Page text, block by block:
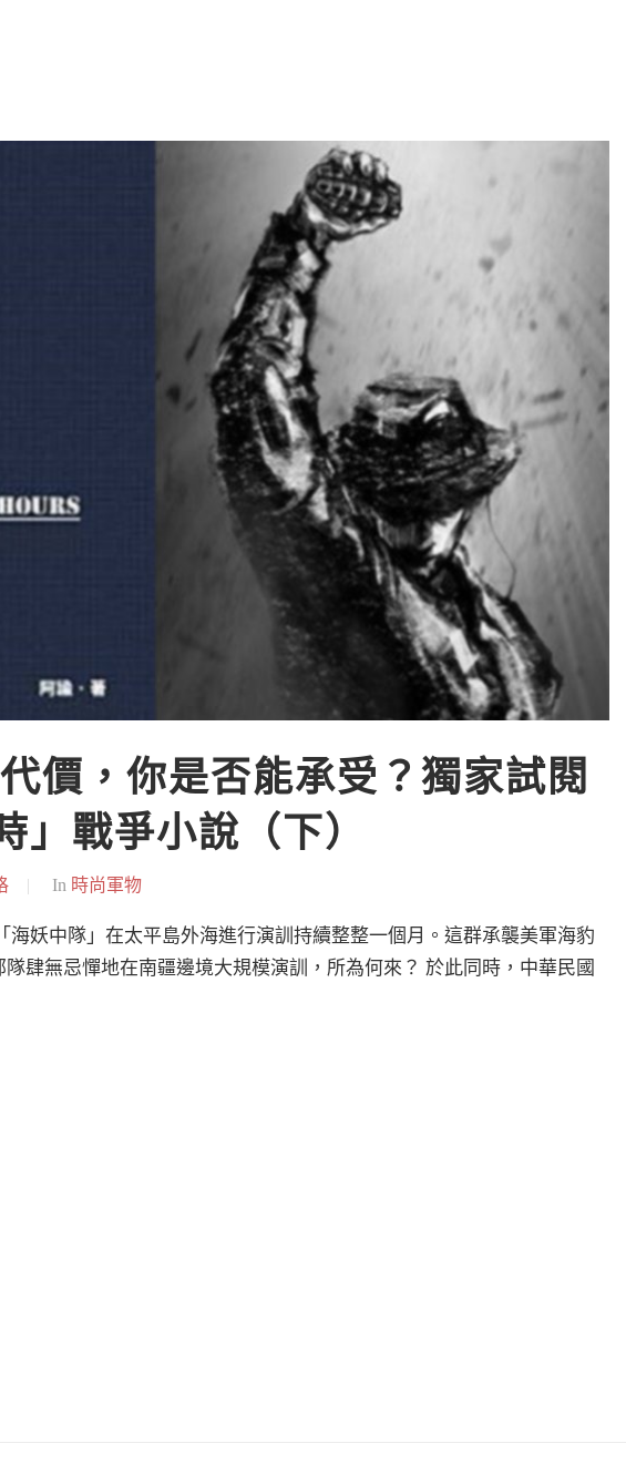
價，你是否能承受？獨家試閱
」戰爭小說（下）
In 時尚軍物
海妖中隊」在太平島外海進行演訓持續整整一個月。這群承襲美軍海豹
肆無忌憚地在南疆邊境大規模演訓，所為何來？ 於此同時，中華民國